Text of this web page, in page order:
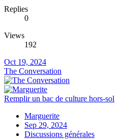
Replies
0
Views
192
Oct 19, 2024
The Conversation
Remplir un bac de culture hors-sol
Marguerite
Sep 29, 2024
Discussions générales